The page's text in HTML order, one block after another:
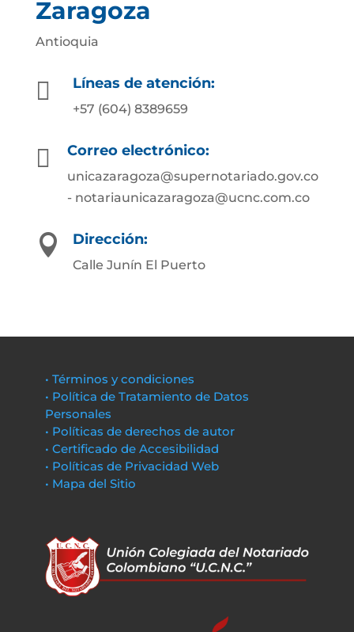
Zaragoza
Antioquia
 Líneas de atención:
+57 (604) 8389659
 Correo electrónico:
unicazaragoza@supernotariado.gov.co
- notariaunicazaragoza@ucnc.com.co
 Dirección:
Calle Junín El Puerto
• Términos y condiciones
• Política de Tratamiento de Datos
Personales
• Políticas de derechos de autor
• Certificado de Accesibilidad
• Políticas de Privacidad Web
• Mapa del Sitio